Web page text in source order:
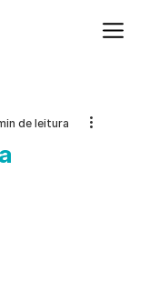
de leitura